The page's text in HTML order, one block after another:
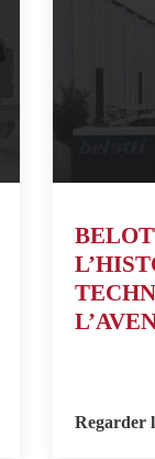
Regarder